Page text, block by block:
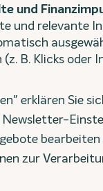
und
und relevante
B. Klicks oder
erklären Sie
bearbeiten
zur